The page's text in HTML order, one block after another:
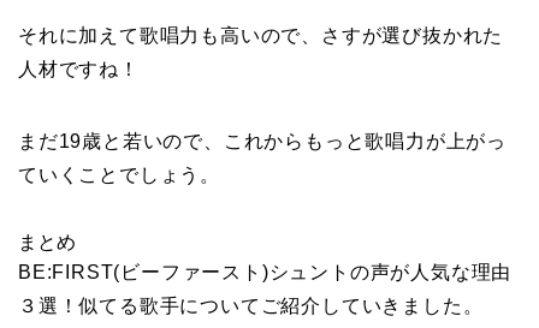
それに加えて歌唱力も高いので、さすが選び抜かれた
人材ですね！
まだ19歳と若いので、これからもっと歌唱力が上がっ
ていくことでしょう。
まとめ
BE:FIRST(ビーファースト)シュントの声が人気な理由
３選！似てる歌手についてご紹介していきました。